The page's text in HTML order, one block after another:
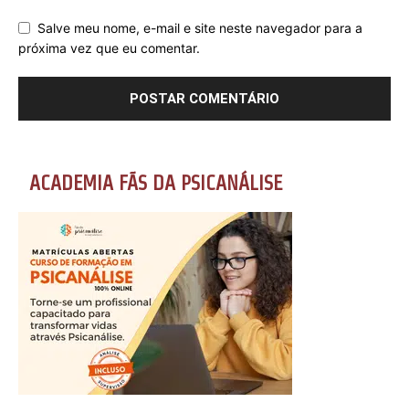
Salve meu nome, e-mail e site neste navegador para a
próxima vez que eu comentar.
ACADEMIA FÃS DA PSICANÁLISE